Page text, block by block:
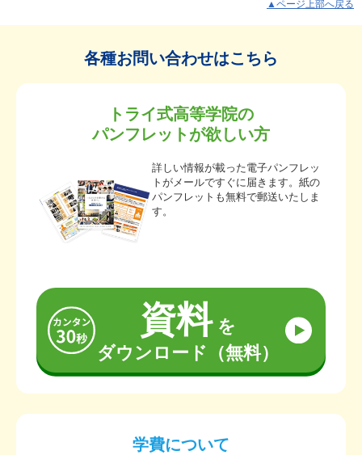
▲ページ上部へ戻る
各種お問い合わせはこちら
トライ式高等学院の
パンフレットが欲しい方
詳しい情報が載った電子パンフレッ
トがメールですぐに届きます。紙の
パンフレットも無料で郵送いたしま
す。
資料を
ダウンロード（無料）
学費について